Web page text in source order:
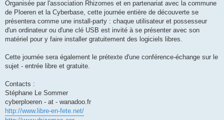
Organisée par l'association Rhizomes et en partenariat avec la commune
de Ploeren et la Cyberbase, cette journée entière de découverte se
présentera comme une install-party : chaque utilisateur et possesseur
d'un ordinateur ou d'une clé USB est invité à se présenter avec son
matériel pour y faire installer gratuitement des logiciels libres.
Cette journée sera également le prétexte d'une conférence-échange sur le
sujet - entrée libre et gratuite.
Contacts :
Stéphane Le Sommer
cyberploeren - at - wanadoo.fr
http://www.libre-en-fete.net/